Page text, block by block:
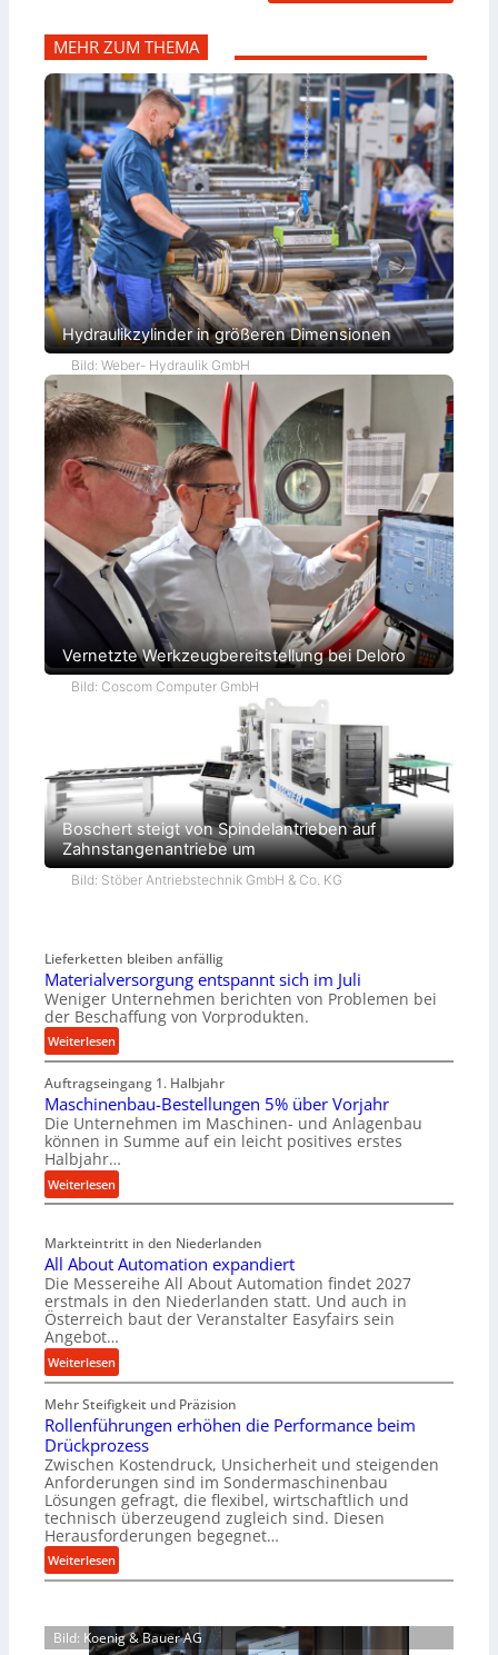
MEHR ZUM THEMA
Hydraulikzylinder in größeren Dimensionen
Bild: Weber- Hydraulik GmbH
Vernetzte Werkzeugbereitstellung bei Deloro
Bild: Coscom Computer GmbH
Boschert steigt von Spindelantrieben auf
Zahnstangenantriebe um
Bild: Stöber Antriebstechnik GmbH & Co. KG
Lieferketten bleiben anfällig
Materialversorgung entspannt sich im Juli
Weniger Unternehmen berichten von Problemen bei
der Beschaffung von Vorprodukten.
Weiterlesen:
M
a
t
e
r
i
a
l
e
r
s
o
u
n
g
e
n
t
s
p
a
n
s
Auftragseingang 1. Halbjahr
Maschinenbau-Bestellungen 5% über Vorjahr
Die Unternehmen im Maschinen- und Anlagenbau
können in Summe auf ein leicht positives erstes
Halbjahr…
Weiterlesen:
M
s
c
h
i
n
e
n
a
u
-
B
e
s
t
e
l
u
n
Markteintritt in den Niederlanden
All About Automation expandiert
Die Messereihe All About Automation findet 2027
erstmals in den Niederlanden statt. Und auch in
Österreich baut der Veranstalter Easyfairs sein
Angebot…
Weiterlesen:
A
l
l
A
b
o
u
t
A
u
m
Mehr Steifigkeit und Präzision
Rollenführungen erhöhen die Performance beim
Drückprozess
Zwischen Kostendruck, Unsicherheit und steigenden
Anforderungen sind im Sondermaschinenbau
Lösungen gefragt, die flexibel, wirtschaftlich und
technisch überzeugend zugleich sind. Diesen
Herausforderungen begegnet…
Weiterlesen:
R
l
l
Bild: Koenig & Bauer AG